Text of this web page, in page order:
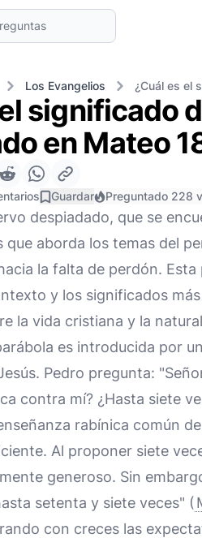
Los Evangelios ¿Cuál es el
significado
en Mateo
Guardar Preguntado 228
despiadado, que se
que aborda los temas del
la falta de perdón.
y los significados
la vida cristiana y la
es introducida por
Pedro pregunta:
contra mí? ¿Hasta siete
rabínica común
Al proponer siete
generoso. Sin
setenta y siete veces" (
con creces las